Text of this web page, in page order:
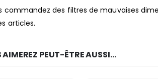
commandez des filtres de mauvaises
articles.
AIMEREZ PEUT-ÊTRE AUSSI…